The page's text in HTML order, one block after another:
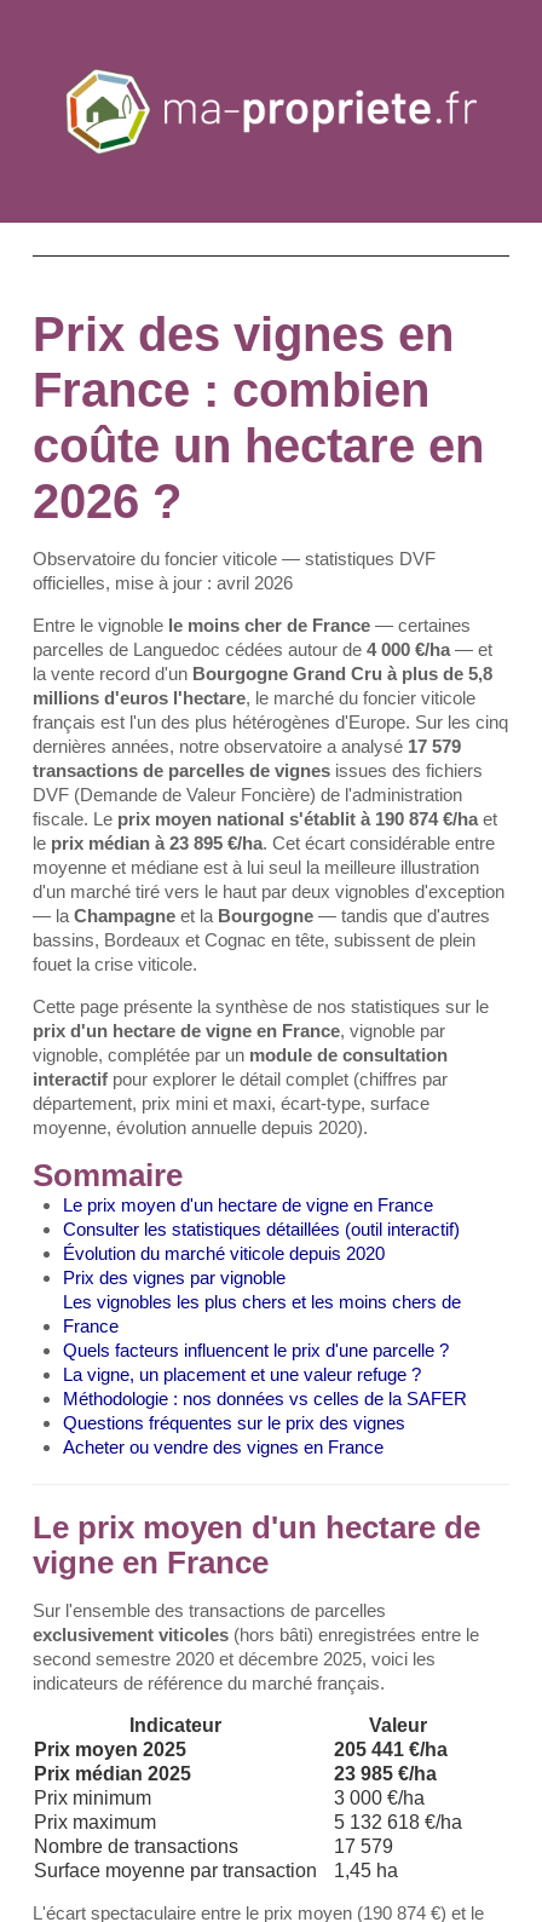
Prix des vignes en
France : combien
coûte un hectare en
2026 ?
Observatoire du foncier viticole — statistiques DVF
officielles, mise à jour : avril 2026
Entre le vignoble le moins cher de France — certaines
parcelles de Languedoc cédées autour de 4 000 €/ha — et
la vente record d'un Bourgogne Grand Cru à plus de 5,8
millions d'euros l'hectare, le marché du foncier viticole
français est l'un des plus hétérogènes d'Europe. Sur les cinq
dernières années, notre observatoire a analysé 17 579
transactions de parcelles de vignes issues des fichiers
DVF (Demande de Valeur Foncière) de l'administration
fiscale. Le prix moyen national s'établit à 190 874 €/ha et
le prix médian à 23 895 €/ha. Cet écart considérable entre
moyenne et médiane est à lui seul la meilleure illustration
d'un marché tiré vers le haut par deux vignobles d'exception
— la Champagne et la Bourgogne — tandis que d'autres
bassins, Bordeaux et Cognac en tête, subissent de plein
fouet la crise viticole.
Cette page présente la synthèse de nos statistiques sur le
prix d'un hectare de vigne en France, vignoble par
vignoble, complétée par un module de consultation
interactif pour explorer le détail complet (chiffres par
département, prix mini et maxi, écart-type, surface
moyenne, évolution annuelle depuis 2020).
Sommaire
Le prix moyen d'un hectare de vigne en France
Consulter les statistiques détaillées (outil interactif)
Évolution du marché viticole depuis 2020
Prix des vignes par vignoble
Les vignobles les plus chers et les moins chers de
France
Quels facteurs influencent le prix d'une parcelle ?
La vigne, un placement et une valeur refuge ?
Méthodologie : nos données vs celles de la SAFER
Questions fréquentes sur le prix des vignes
Acheter ou vendre des vignes en France
Le prix moyen d'un hectare de
vigne en France
Sur l'ensemble des transactions de parcelles
exclusivement viticoles (hors bâti) enregistrées entre le
second semestre 2020 et décembre 2025, voici les
indicateurs de référence du marché français.
Indicateur
Valeur
Prix moyen 2025
205 441 €/ha
Prix médian 2025
23 985 €/ha
Prix minimum
3 000 €/ha
Prix maximum
5 132 618 €/ha
Nombre de transactions
17 579
Surface moyenne par transaction
1,45 ha
L'écart spectaculaire entre le prix moyen (190 874 €) et le